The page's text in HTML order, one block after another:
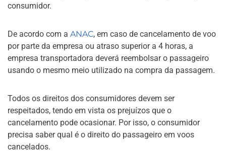
consumidor.
De acordo com a ANAC, em caso de cancelamento de voo
por parte da empresa ou atraso superior a 4 horas, a
empresa transportadora deverá reembolsar o passageiro
usando o mesmo meio utilizado na compra da passagem.
Todos os direitos dos consumidores devem ser
respeitados, tendo em vista os prejuízos que o
cancelamento pode ocasionar. Por isso, o consumidor
precisa saber qual é o direito do passageiro em voos
cancelados.